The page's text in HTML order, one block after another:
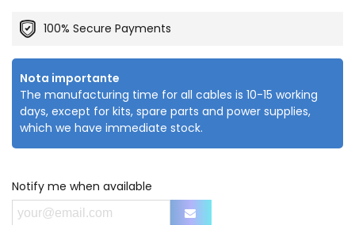
100% Secure Payments
Nota importante
The manufacturing time for all cables is 10-15 working
days, except for kits, spare parts and power supplies,
which we have immediate stock.
Notify me when available